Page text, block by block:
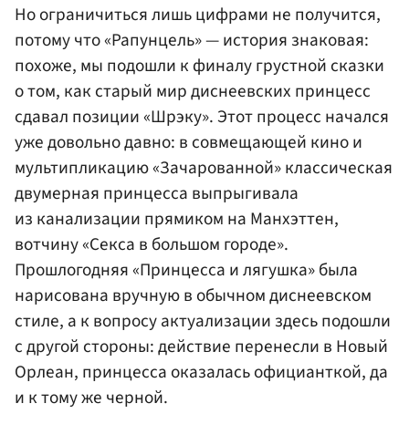
Но ограничиться лишь цифрами не получится,
потому что «Рапунцель» — история знаковая:
похоже, мы подошли к финалу грустной сказки
о том, как старый мир диснеевских принцесс
сдавал позиции «Шрэку». Этот процесс начался
уже довольно давно: в совмещающей кино и
мультипликацию «Зачарованной» классическая
двумерная принцесса выпрыгивала
из канализации прямиком на Манхэттен,
вотчину «Секса в большом городе».
Прошлогодняя «Принцесса и лягушка» была
нарисована вручную в обычном диснеевском
стиле, а к вопросу актуализации здесь подошли
с другой стороны: действие перенесли в Новый
Орлеан, принцесса оказалась официанткой, да
и к тому же черной.